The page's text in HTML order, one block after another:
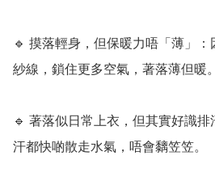
🔹 摸落輕身，但保暖力唔「薄」
紗線，鎖住更多空氣，著落薄但暖。
🔹 著落似日常上衣，但其實好識
汗都快啲散走水氣，唔會黐笠笠。